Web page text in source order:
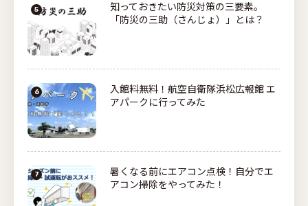
知っておきたい防災対策の三要素。
「防災の三助（さんじょ）」とは？
入館料無料！航空自衛隊浜松広報館 エ
アパークに行ってみた
暑くなる前にエアコン点検！自分でエ
アコン掃除をやってみた！